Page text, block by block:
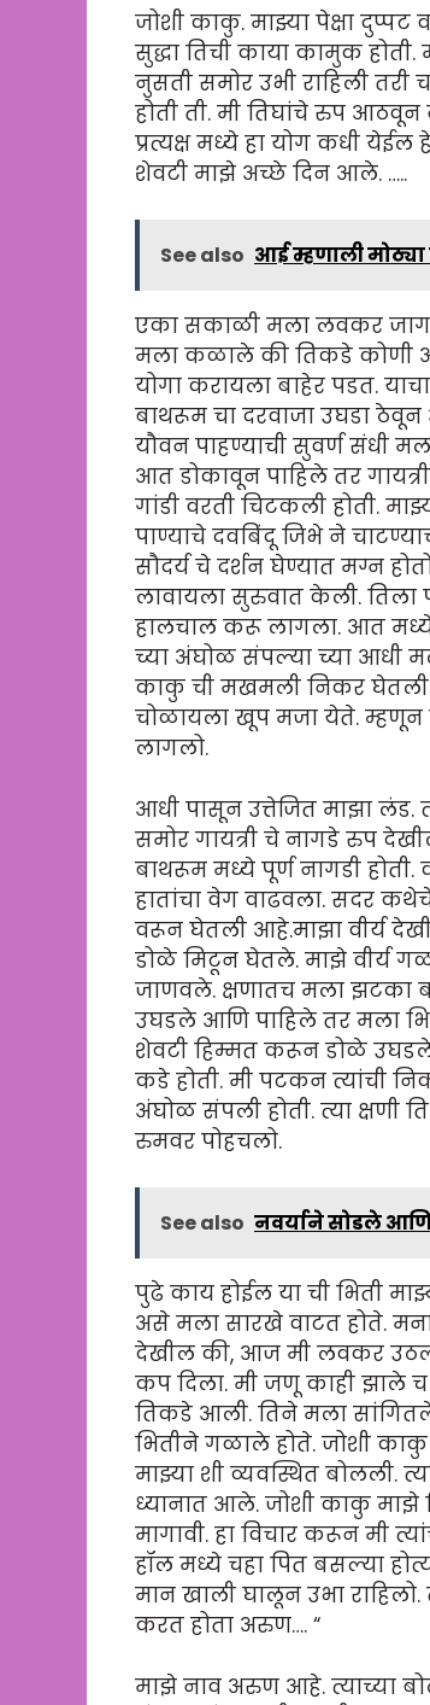
जोशी काकु. माझ्या पेक्षा
सुद्धा तिची काया कामुक
नुसती समोर उभी राहिली
होती ती. मी तिघांचे रुप
प्रत्यक्ष मध्ये हा योग कधी
शेवटी माझे अच्छे दिन आले. …..
See also आई म्हणाली
एका सकाळी मला लवकर
मला कळाले की तिकडे कोणी
योगा करायला बाहेर पडत.
बाथरूम चा दरवाजा उघडा
यौवन पाहण्याची सुवर्ण संधी
आत डोकावून पाहिले तर गायत्री
गांडी वरती चिटकली होती.
पाण्याचे दवबिंदू जिभे ने
सौदर्य चे दर्शन घेण्यात मग्न
लावायला सुरुवात केली. तिला
हालचाल करू लागला. आत मध्ये
च्या अंघोळ संपल्या च्या आधी
काकु ची मखमली निकर घेतली
चोळायला खूप मजा येते. म्हणून
लागलो.
आधी पासून उत्तेजित माझा लंड.
समोर गायत्री चे नागडे रुप
बाथरूम मध्ये पूर्ण नागडी होती.
हातांचा वेग वाढवला. सदर
वरून घेतली आहे.माझा वीर्य
डोळे मिटून घेतले. माझे वीर्य
जाणवले. क्षणातच मला झटका
उघडले आणि पाहिले तर मला
शेवटी हिम्मत करून डोळे उघडले
कडे होती. मी पटकन त्यांची
अंघोळ संपली होती. त्या क्षणी
रुमवर पोहचलो.
See also नवर्याने सोडले
पुढे काय होईल या ची भिती
असे मला सारखे वाटत होते.
देखील की, आज मी लवकर
कप दिला. मी जणू काही झाले
तिकडे आली. तिने मला
भितीने गळाले होते. जोशी काकु
माझ्या शी व्यवस्थित बोलली.
ध्यानात आले. जोशी काकु माझे
मागावी. हा विचार करून मी
हॉल मध्ये चहा पित बसल्या
मान खाली घालून उभा
करत होता अरुण…. “
माझे नाव अरुण आहे. त्याच्या